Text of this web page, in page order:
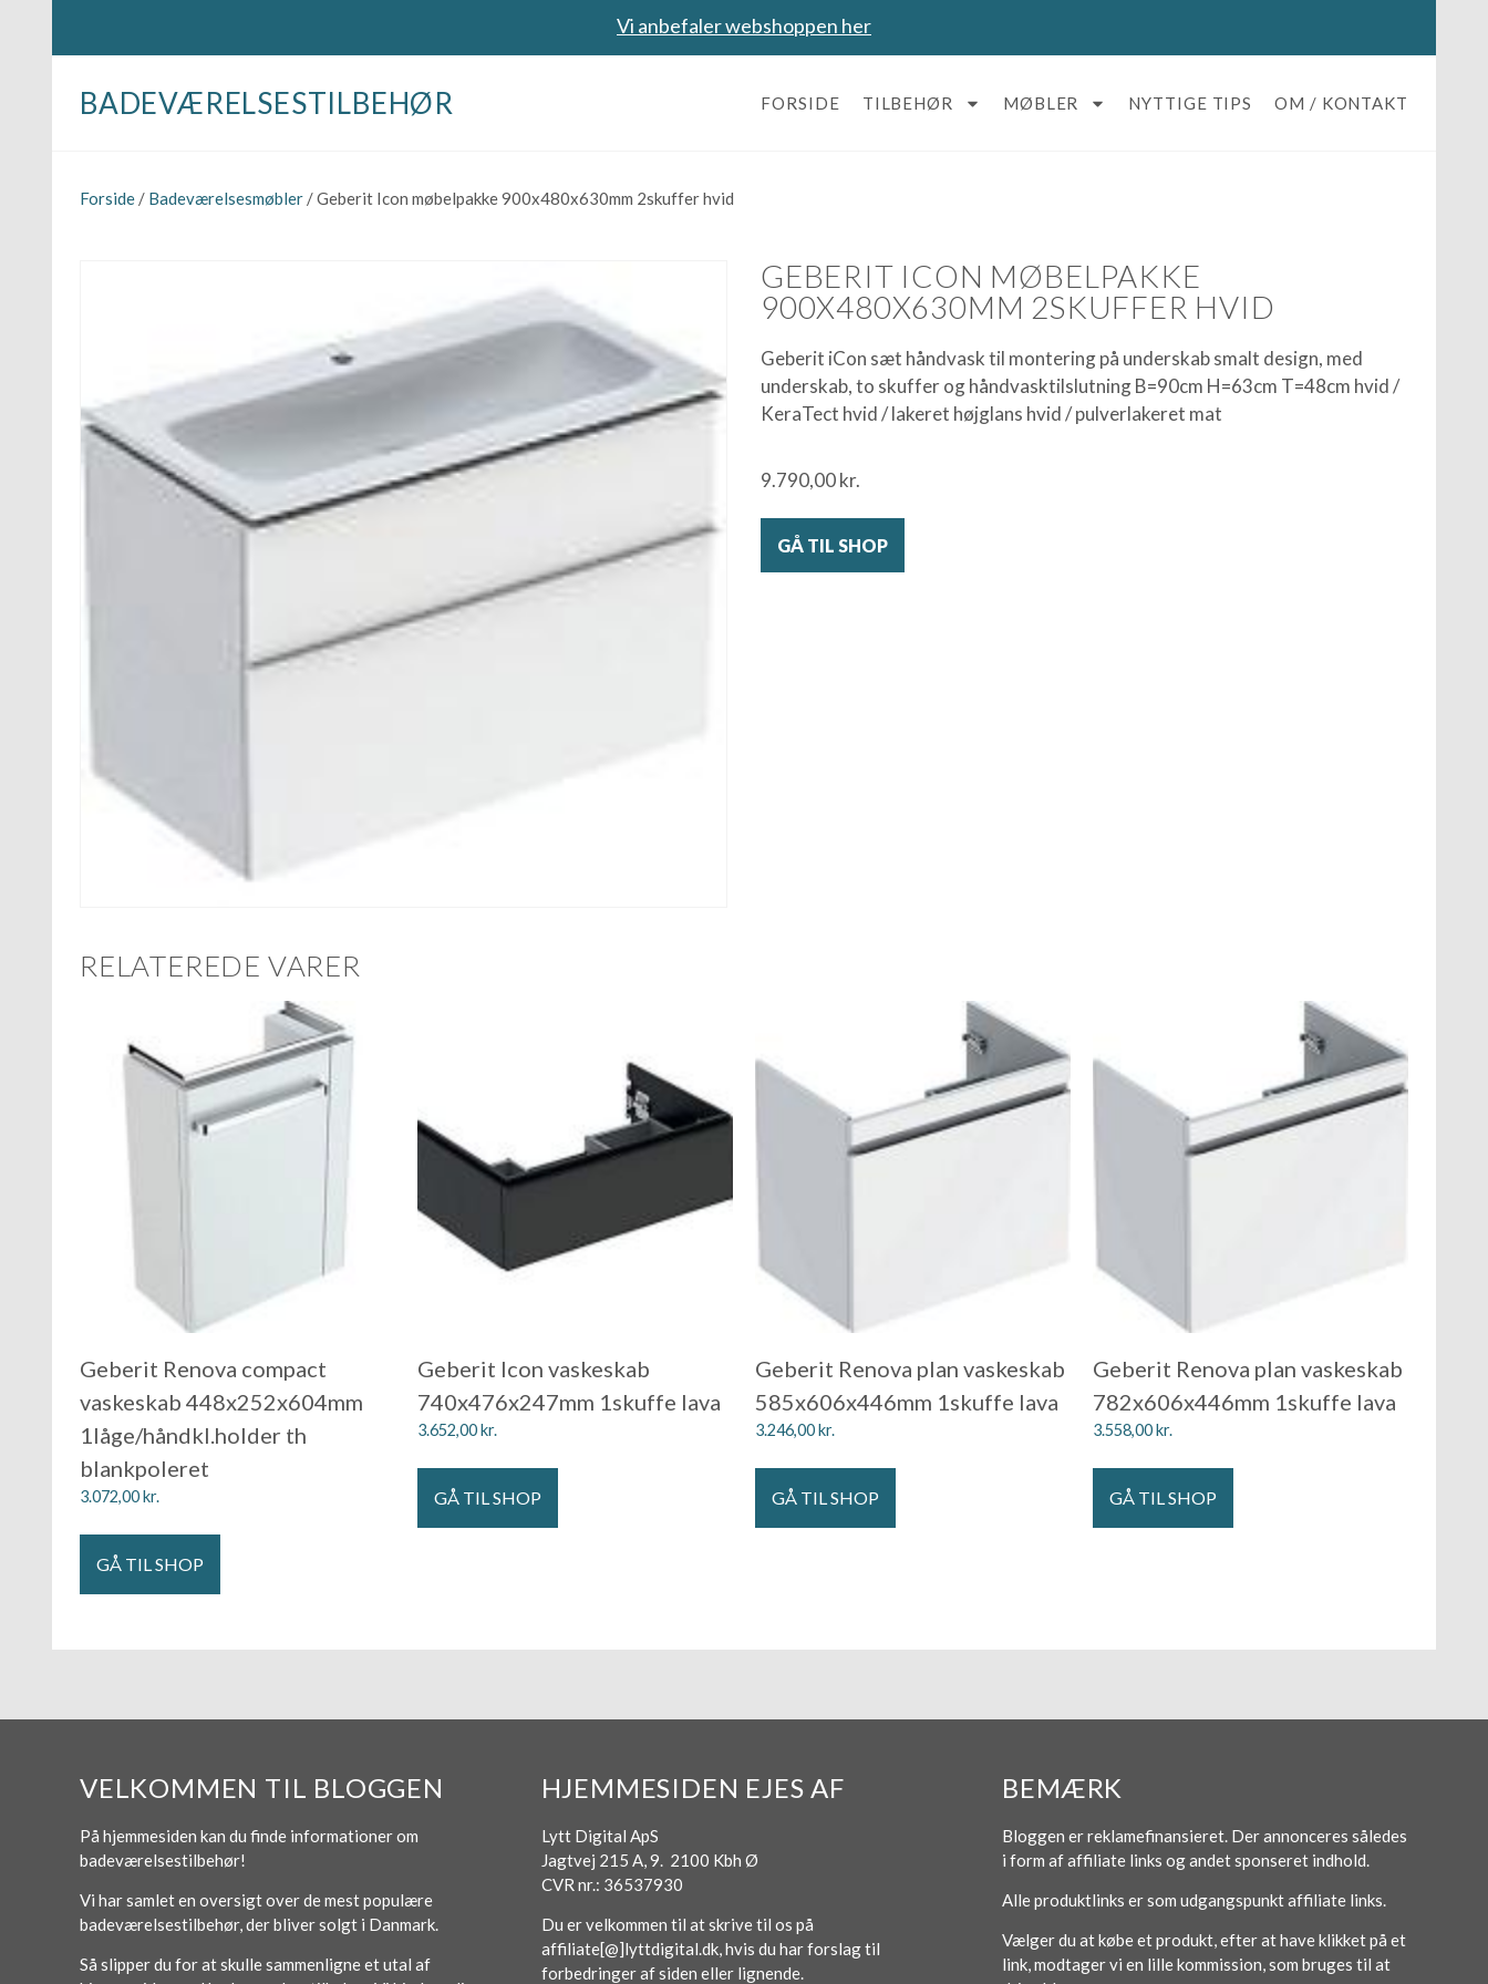
Vi anbefaler webshoppen her
BADEVÆRELSESTILBEHØR FORSIDE TILBEHØR MØBLER NYTTIGE TIPS OM / KONTAKT
Forside / Badeværelsesmøbler / Geberit Icon møbelpakke 900x480x630mm 2skuffer hvid
GEBERIT ICON MØBELPAKKE
900X480X630MM 2SKUFFER HVID
Geberit iCon sæt håndvask til montering på underskab smalt design, med
underskab, to skuffer og håndvasktilslutning B=90cm H=63cm T=48cm hvid /
KeraTect hvid / lakeret højglans hvid / pulverlakeret mat
9.790,00kr.
GÅ TIL SHOP
RELATEREDE VARER
Geberit Renova compact
vaskeskab 448x252x604mm
1låge/håndkl.holder th
blankpoleret
3.072,00kr.
GÅ TIL SHOP
Geberit Icon vaskeskab
740x476x247mm 1skuffe lava
3.652,00kr.
GÅ TIL SHOP
Geberit Renova plan vaskeskab
585x606x446mm 1skuffe lava
3.246,00kr.
GÅ TIL SHOP
Geberit Renova plan vaskeskab
782x606x446mm 1skuffe lava
3.558,00kr.
GÅ TIL SHOP
VELKOMMEN TIL BLOGGEN
På hjemmesiden kan du finde informationer om
badeværelsestilbehør!
Vi har samlet en oversigt over de mest populære
badeværelsestilbehør, der bliver solgt i Danmark.
Så slipper du for at skulle sammenligne et utal af
HJEMMESIDEN EJES AF
Lytt Digital ApS
Jagtvej 215 A, 9. 2100 Kbh Ø
CVR nr.: 36537930
Du er velkommen til at skrive til os på
affiliate[@]lyttdigital.dk, hvis du har forslag til
forbedringer af siden eller lignende.
BEMÆRK
Bloggen er reklamefinansieret. Der annonceres således
i form af affiliate links og andet sponseret indhold.
Alle produktlinks er som udgangspunkt affiliate links.
Vælger du at købe et produkt, efter at have klikket på et
link, modtager vi en lille kommission, som bruges til at